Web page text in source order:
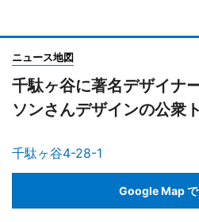
ニュース地図
千駄ヶ谷に著名デザイナ
ソンさんデザインの公衆
千駄ヶ谷4-28-1
Google Map